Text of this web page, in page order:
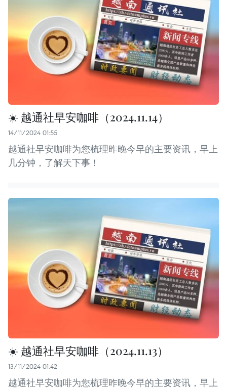
☀️ 越通社早安咖啡（2024.11.14）
14/11/2024 01:55
越通社早安咖啡为您梳理昨晚今早的主要资讯，早上
几分钟，了解天下事！
☀️ 越通社早安咖啡（2024.11.13）
13/11/2024 01:42
越通社早安咖啡为您梳理昨晚今早的主要资讯，早上